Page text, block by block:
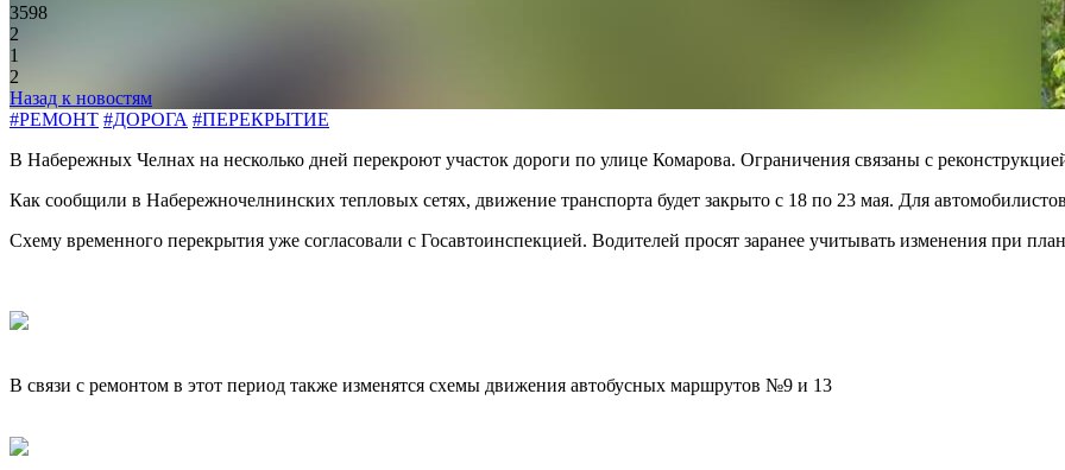
3598
2
1
2
Назад к новостям
#РЕМОНТ #ДОРОГА #ПЕРЕКРЫТИЕ
В Набережных Челнах на несколько дней перекроют участок дороги по улице Комарова. Ограничения связаны с
Как сообщили в Набережночелнинских тепловых сетях, движение транспорта будет закрыто с 18 по 23 мая. Для
Схему временного перекрытия уже согласовали с Госавтоинспекцией. Водителей просят заранее учитывать изменения при
В связи с ремонтом в этот период также изменятся схемы движения автобусных маршрутов №9 и 13